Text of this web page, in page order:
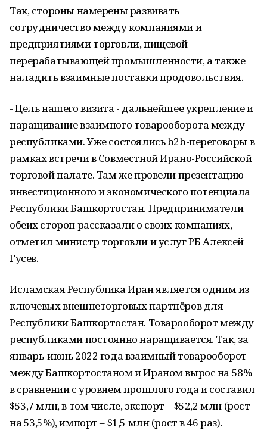
Так, стороны намерены развивать
сотрудничество между компаниями и
предприятиями торговли, пищевой
перерабатывающей промышленности, а также
наладить взаимные поставки продовольствия.
- Цель нашего визита - дальнейшее укрепление и
наращивание взаимного товарооборота между
республиками. Уже состоялись b2b-переговоры в
рамках встречи в Совместной Ирано-Российской
торговой палате. Там же провели презентацию
инвестиционного и экономического потенциала
Республики Башкортостан. Предприниматели
обеих сторон рассказали о своих компаниях, -
отметил министр торговли и услуг РБ Алексей
Гусев.
Исламская Республика Иран является одним из
ключевых внешнеторговых партнёров для
Республики Башкортостан. Товарооборот между
республиками постоянно наращивается. Так, за
январь-июнь 2022 года взаимный товарооборот
между Башкортостаном и Ираном вырос на 58%
в сравнении с уровнем прошлого года и составил
$53,7 млн, в том числе, экспорт – $52,2 млн (рост
на 53,5%), импорт – $1,5 млн (рост в 46 раз).